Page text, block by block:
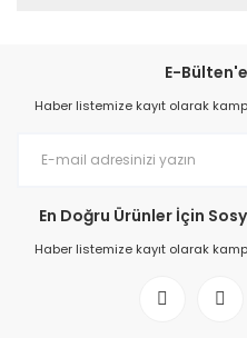
E-
Haber listemize kayıt olarak
En Doğru Ürünler İçin
Haber listemize kayıt olarak